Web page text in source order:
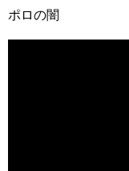
ポロの闇